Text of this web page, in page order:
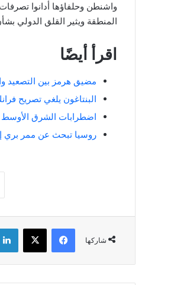
واشنطن وحلفاؤها أدانوا
المنطقة ويثير القلق الدولي
اقرأ أيضًا
مضيق هرمز بين التصعيد
البنتاغون يلغي تصريح
اضطرابات الشرق الأوسط
روسيا تبحث عن ممر بري
شاركها
فيسبوك ‫X